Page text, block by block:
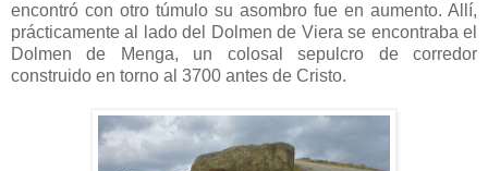
encontró con otro túmulo su asombro fue en aumento. Allí,
prácticamente al lado del Dolmen de Viera se encontraba el
Dolmen de Menga, un colosal sepulcro de corredor
construido en torno al 3700 antes de Cristo.